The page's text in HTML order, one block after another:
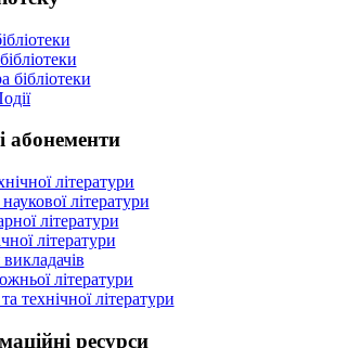
бібліотеки
абонементи
літератури
літератури
літератури
літератури
літератури
технічної літератури
ресурси